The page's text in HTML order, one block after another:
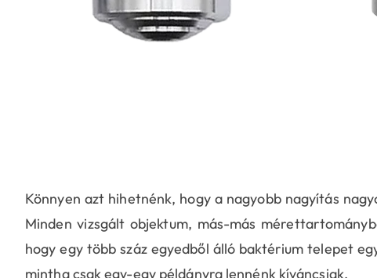
Könnyen azt hihetnénk, hogy a nagyobb nagyítás
Minden vizsgált objektum, más-más
hogy egy több száz egyedből álló baktérium telepet
mintha csak egy-egy példányra lennénk kíváncsiak.